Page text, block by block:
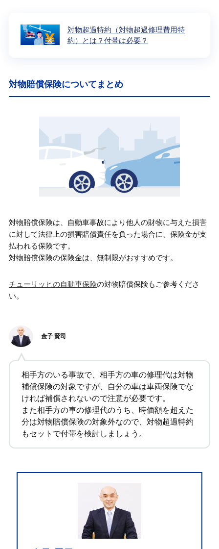
対物超過特約（対物超過修理費用特
約）とは？付帯は必要？
対物賠償保険についてまとめ
対物賠償保険は、自動車事故により他人の財物に与えた損害
に対して法律上の損害賠償責任を負った場合に、保険金が支
払われる保険です。
対物賠償保険の保険金は、無制限がおすすめです。
チューリッヒの自動車保険の対物賠償保険もご参考くださ
い。
金子 賢司
相手方のいる事故で、相手方の車の修理代は対物
補償保険の対象ですが、自分の車は車両保険でな
ければ補償されないので注意が必要です。
また相手方の車の修理代のうち、時価額を超えた
分は対物賠償保険の対象外なので、対物超過特約
もセットで付帯を検討しましょう。